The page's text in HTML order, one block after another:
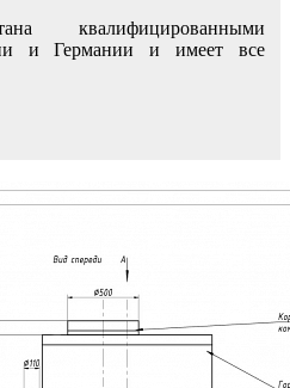
квалифицированными
и Германии и имеет все